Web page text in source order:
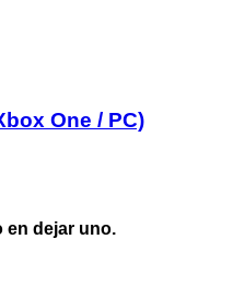
One / PC)
en dejar uno.